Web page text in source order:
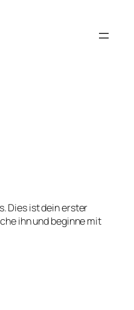
Dies ist dein erster
ihn und beginne mit